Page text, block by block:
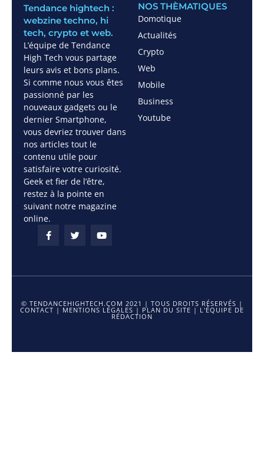
Tendance hightech :
webzine techno, hi
tech, crypto et web.
L’équipe de Tendance
High Tech vous partage
leurs avis et bons plans.
Si comme nous vous êtes
passionné par les
nouveaux gadgets ou le
dernier Smartphone,
vous devriez trouver dans
nos articles tout le
contenu utile pour
satisfaire votre curiosité.
Geek et fier de l’être,
restez à la pointe en
suivant notre magazine
online.
NOS THÈMATIQUES
Domotique
Actualités
Crypto
Web
Mobile
Business
Youtube
© TENDANCEHIGHTECH.COM 2021 | TOUS DROITS RÉSERVÉS |
CONTACT | MENTIONS LÉGALES | PLAN DU SITE | L'ÉQUIPE DE
RÉDACTION